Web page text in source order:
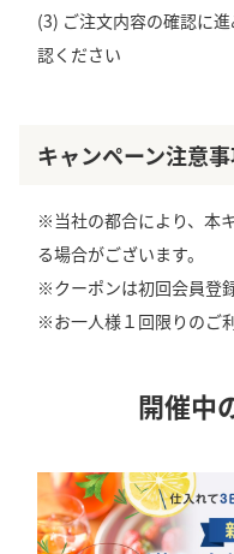
(3) ご注文内容の確認に
認ください
キャンペーン注意
※当社の都合により、本
る場合がございます。
※クーポンは初回会員登
※お一人様１回限りのご
開催中